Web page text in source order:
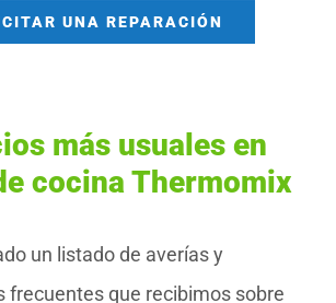
UNA REPARACIÓN
más usuales en
cocina Thermomix
un listado de averías y
frecuentes que recibimos sobre